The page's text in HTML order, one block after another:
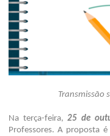
Transmissão
Na terça-feira,25 de
Professores. A proposta